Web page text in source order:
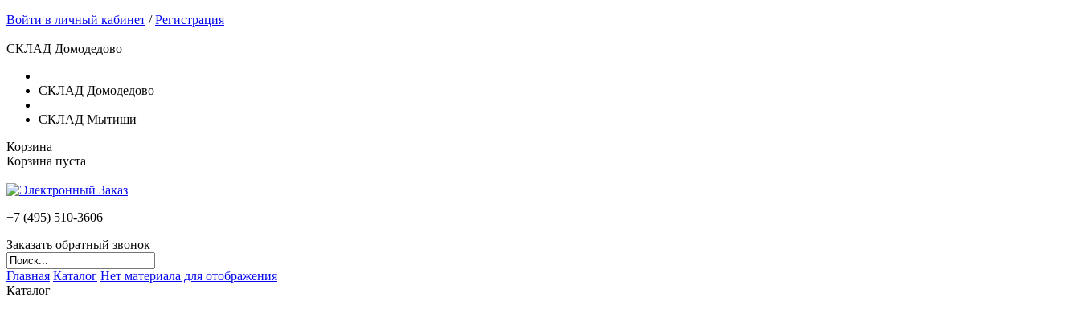
Войти в личный кабинет /Регистрация
СКЛАД Домодедово
СКЛАД Домодедово
СКЛАД Мытищи
Корзина
Корзина пуста
+7 (495) 510-3606
Заказать обратный звонок
Главная Каталог Нет материала для отображения
Каталог